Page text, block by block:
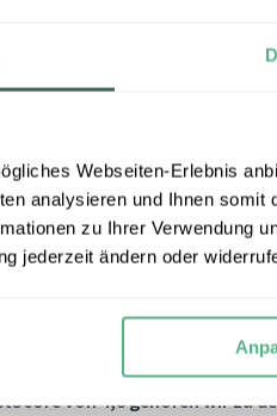
Webseiten-Erlebnis
analysieren und Ihnen somit
zu Ihrer Verwendung
jederzeit ändern oder
erlebe zu den
von 4,8 gehören wir zu